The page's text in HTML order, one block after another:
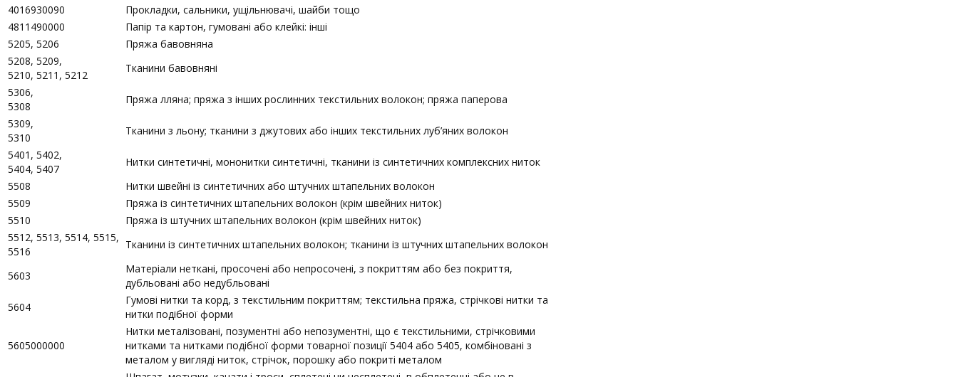
4016930090
Прокладки, сальники, ущільнювачі, шайби тощо
4811490000
Папір та картон, гумовані або клейкі: інші
5205, 5206
Пряжа бавовняна
5208, 5209,
5210, 5211, 5212
Тканини бавовняні
5306,
5308
Пряжа лляна; пряжа з інших рослинних текстильних волокон; пряжа паперова
5309,
5310
Тканини з льону; тканини з джутових або інших текстильних луб’яних волокон
5401, 5402,
5404, 5407
Нитки синтетичні, мононитки синтетичні, тканини із синтетичних комплексних ниток
5508
Нитки швейні із синтетичних або штучних штапельних волокон
5509
Пряжа із синтетичних штапельних волокон (крім швейних ниток)
5510
Пряжа із штучних штапельних волокон (крім швейних ниток)
5512, 5513, 5514, 5515,
5516
Тканини із синтетичних штапельних волокон; тканини із штучних штапельних волокон
5603
Матеріали неткані, просочені або непросочені, з покриттям або без покриття,
дубльовані або недубльовані
5604
Гумові нитки та корд, з текстильним покриттям; текстильна пряжа, стрічкові нитки та
нитки подібної форми
5605000000
Нитки металізовані, позументні або непозументні, що є текстильними, стрічковими
нитками та нитками подібної форми товарної позиції 5404 або 5405, комбіновані з
металом у вигляді ниток, стрічок, порошку або покриті металом